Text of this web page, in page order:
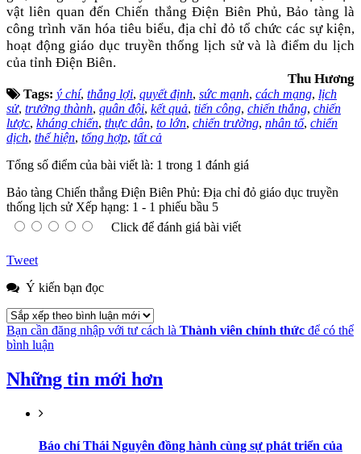
vật liên quan đến Chiến thắng Điện Biên Phủ, Bảo tàng là
công trình văn hóa tiêu biểu, địa chỉ đỏ tổ chức các sự kiện,
hoạt động giáo dục truyền thống lịch sử và là điểm du lịch
của tỉnh Điện Biên.
Thu Hương
Tags: ý chí, thắng lợi, quyết định, sức mạnh, cách mạng, lịch
sử, trưởng thành, quân đội, kết quả, tiến công, chiến thắng, chiến
lược, kháng chiến, thực dân, to lớn, chiến trường, nhân tố, chiến
dịch, thể hiện, tổng hợp, tất cả
Tổng số điểm của bài viết là: 1 trong 1 đánh giá
Bảo tàng Chiến thắng Điện Biên Phủ: Địa chỉ đỏ giáo dục truyền
thống lịch sử Xếp hạng: 1 - 1 phiếu bầu 5
Click để đánh giá bài viết
Tweet
Ý kiến bạn đọc
Bạn cần đăng nhập với tư cách là Thành viên chính thức để có thể
bình luận
Những tin mới hơn
Báo chí Thái Nguyên đồng hành cùng sự phát triển của